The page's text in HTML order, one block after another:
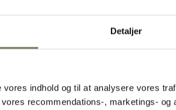
Detaljer
indhold og til at analysere vores
recommendations-, marketings-